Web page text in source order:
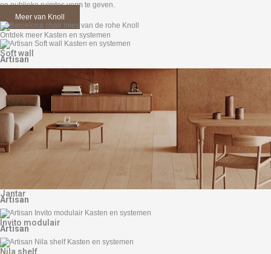
en publieke ruimtes vorm te geven.
Meer van Knoll
Ontdek meer Kasten en systemen
Soft wall
Artisan
Jantar
Artisan
Invito modulair
Artisan
Nila shelf